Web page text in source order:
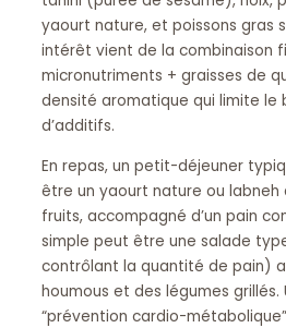
yaourt nature, et poissons gras
intérêt vient de la combinaison
micronutriments + graisses de
densité aromatique qui limite le
d’additifs.
En repas, un petit-déjeuner
être un yaourt nature ou labneh
fruits, accompagné d’un pain
simple peut être une salade
contrôlant la quantité de pain)
houmous et des légumes grillés.
“prévention cardio-